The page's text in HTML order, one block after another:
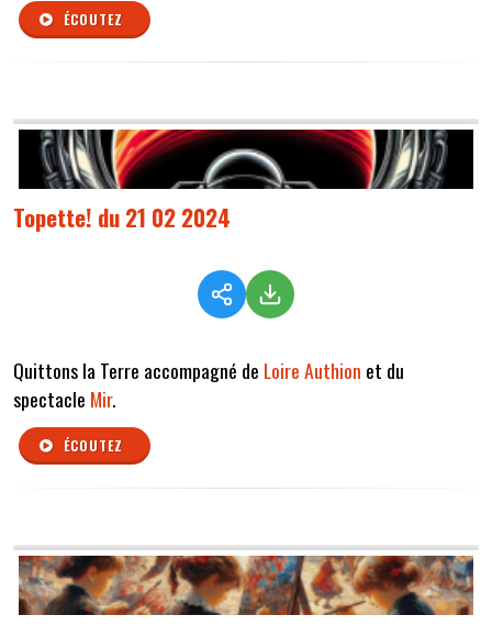
ÉCOUTEZ
Topette! du 21 02 2024
Quittons la Terre accompagné de Loire Authion et du
spectacle Mir.
ÉCOUTEZ